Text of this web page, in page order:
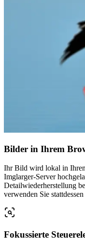
Bilder in Ihrem
Ihr Bild wird lokal in
Imglarger-Server
Detailwiederherstellung
verwenden Sie
Fokussierte